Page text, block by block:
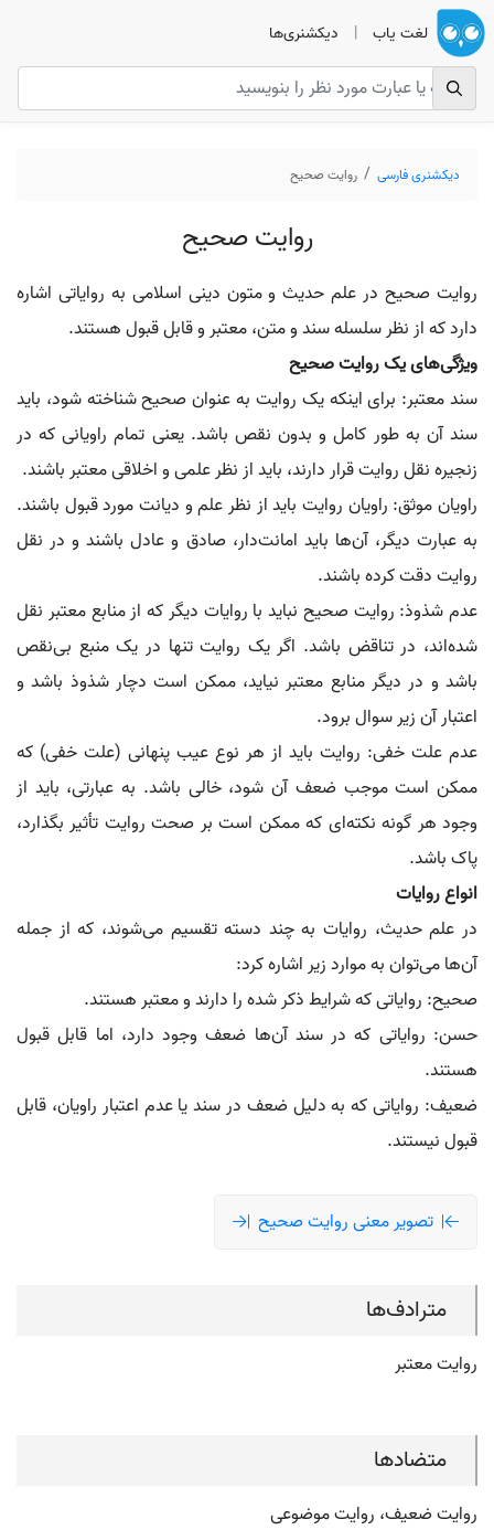
لغت یاب | دیکشنری‌ها
دیکشنری فارسی روایت صحیح
روایت صحیح
روایت صحیح در علم حدیث و متون دینی اسلامی به روایاتی اشاره
دارد که از نظر سلسله سند و متن، معتبر و قابل قبول هستند.
ویژگی‌های یک روایت صحیح
سند معتبر: برای اینکه یک روایت به عنوان صحیح شناخته شود، باید
سند آن به طور کامل و بدون نقص باشد. یعنی تمام راویانی که در
زنجیره نقل روایت قرار دارند، باید از نظر علمی و اخلاقی معتبر باشند.
راویان موثق: راویان روایت باید از نظر علم و دیانت مورد قبول باشند.
به عبارت دیگر، آن‌ها باید امانت‌دار، صادق و عادل باشند و در نقل
روایت دقت کرده باشند.
عدم شذوذ: روایت صحیح نباید با روایات دیگر که از منابع معتبر نقل
شده‌اند، در تناقض باشد. اگر یک روایت تنها در یک منبع بی‌نقص
باشد و در دیگر منابع معتبر نیاید، ممکن است دچار شذوذ باشد و
اعتبار آن زیر سوال برود.
عدم علت خفی: روایت باید از هر نوع عیب پنهانی (علت خفی) که
ممکن است موجب ضعف آن شود، خالی باشد. به عبارتی، باید از
وجود هر گونه نکته‌ای که ممکن است بر صحت روایت تأثیر بگذارد،
پاک باشد.
انواع روایات
در علم حدیث، روایات به چند دسته تقسیم می‌شوند، که از جمله
آن‌ها می‌توان به موارد زیر اشاره کرد:
صحیح: روایاتی که شرایط ذکر شده را دارند و معتبر هستند.
حسن: روایاتی که در سند آن‌ها ضعف وجود دارد، اما قابل قبول
هستند.
ضعیف: روایاتی که به دلیل ضعف در سند یا عدم اعتبار راویان، قابل
قبول نیستند.
تصویر معنی روایت صحیح
مترادف‌ها
روایت معتبر
متضادها
روایت ضعیف، روایت موضوعی